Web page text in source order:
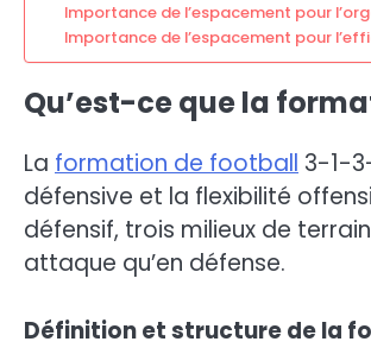
Importance de l’espacement pour
Importance de l’espacement pour
Qu’est-ce que la
La formation de football 3-1-
défensive et la flexibilité
défensif, trois milieux de
attaque qu’en défense.
Définition et structure de la